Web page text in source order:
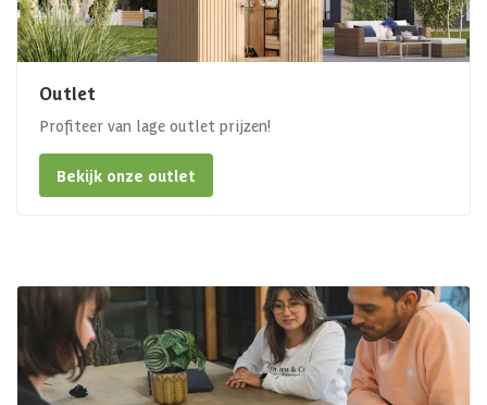
Outlet
Profiteer van lage outlet prijzen!
Bekijk onze outlet